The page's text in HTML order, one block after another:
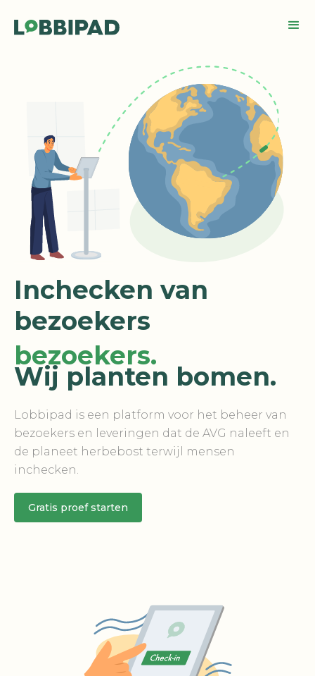
Inchecken van
bezoekers
bezoekers.
Wij planten bomen.
Lobbipad is een platform voor het beheer van
bezoekers en leveringen dat de AVG naleeft en
de planeet herbebost terwijl mensen
inchecken.
Gratis proef starten